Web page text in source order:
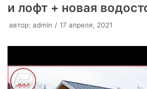
и лофт + новая
автор: admin 17 апреля, 2021